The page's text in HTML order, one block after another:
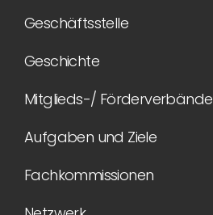
Geschäftsstelle
Geschichte
Mitglieds-/ Förderverbände
Aufgaben und Ziele
Fachkommissionen